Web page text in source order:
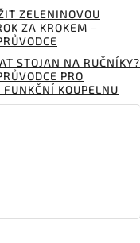
ZELENINOVOU
ZA KROKEM –
STOJAN NA RUČNÍKY?
PRO
FUNKČNÍ KOUPELNU